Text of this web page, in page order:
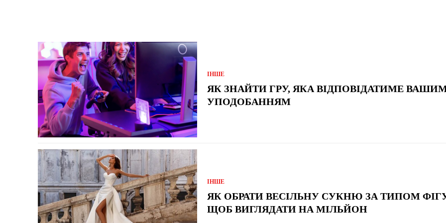
ІНШЕ
ЯК ЗНАЙТИ ГРУ, ЯКА ВІДПОВІДАТИМЕ
УПОДОБАННЯМ
ІНШЕ
ЯК ОБРАТИ ВЕСІЛЬНУ СУКНЮ ЗА ТИПОМ
ЩОБ ВИГЛЯДАТИ НА МІЛЬЙОН